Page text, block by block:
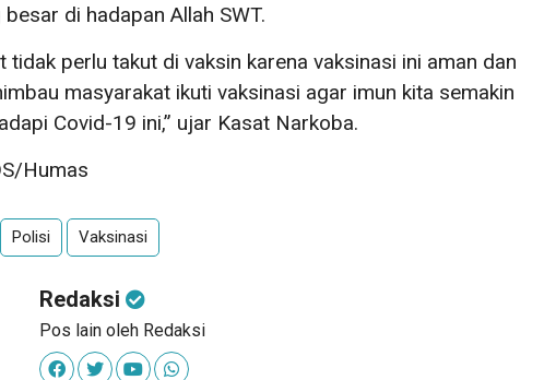
di hadapan Allah SWT.
tidak perlu takut di vaksin karena vaksinasi ini aman dan
masyarakat ikuti vaksinasi agar imun kita semakin
Covid-19 ini,” ujar Kasat Narkoba.
Humas
Polisi Vaksinasi
Redaksi
Pos lain oleh Redaksi